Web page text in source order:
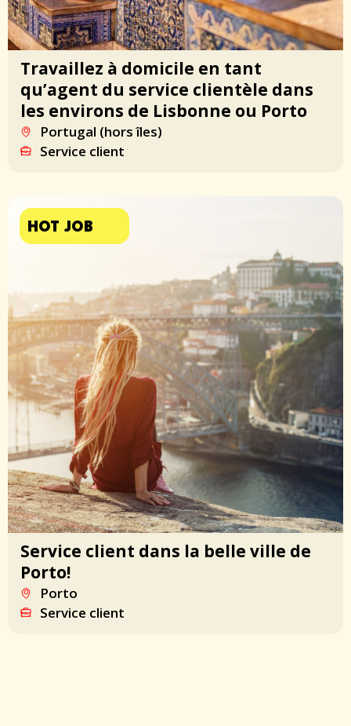
Travaillez à domicile en tant
qu’agent du service clientèle dans
les environs de Lisbonne ou Porto
Portugal (hors îles)
Service client
HOT JOB
Service client dans la belle ville de
Porto!
Porto
Service client